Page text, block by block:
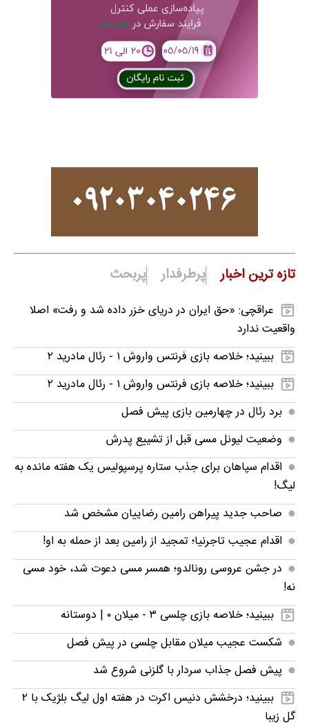
تازه ترین اخبار پرطرفدار پربحث
عراقچی: «حق ایران در دریای خزر داده شد و رفت» اصلا
واقعیت ندارد
ببینید؛ خلاصه بازی فرنتس واروش ۱ - رئال مادرید ۲
ببینید؛ خلاصه بازی فرنتس واروش ۱ - رئال مادرید ۲
برد رئال در چهارمین بازی پیش فصل
وضعیت لیونل مسی قبل از تشییع پدرش
اقدام سپاهان برای جذب ستاره پرسپولیس یک هفته مانده به
لیگ!
صاحب جدید پیراهن رامین رضاییان مشخص شد
اقدام عجیب تاجرنیا؛ تمجید از رامین بعد از حمله به او!
در جشن عروسی رونالدو؛ همسر مسی دعوت شد، خود مسی
نه!
ببینید؛ خلاصه بازی چلسی ۳ - میلان ۰ | دوستانه
شکست عجیب میلان مقابل چلسی در پیش فصل
پیش فصل جذاب سردار با گلزنی شروع شد
ببینید؛ درخشش دنیس اکرت در هفته اول لیگ بلژیک با ۲
گل زیبا